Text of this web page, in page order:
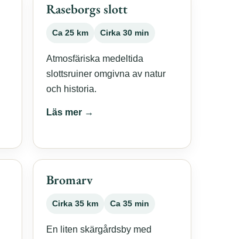
Raseborgs slott
Ca 25 km Cirka 30 min
Atmosfäriska medeltida
slottsruiner omgivna av natur
och historia.
Läs mer →
Bromarv
Cirka 35 km Ca 35 min
En liten skärgårdsby med